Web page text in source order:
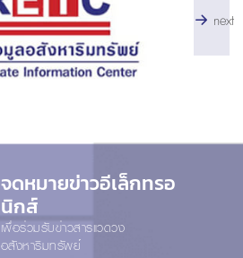
next
จดหมายข่าวอีเล็กทรอ
นิกส์
เพื่อร่วมรับข่าวสารแวดวง
อสังหาริมทรัพย์